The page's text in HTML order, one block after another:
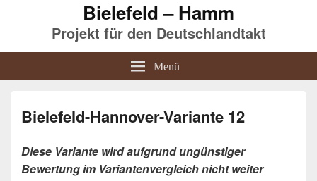
Bielefeld – Hamm
Projekt für den Deutschlandtakt
Menü
Bielefeld-Hannover-Variante 12
Diese Variante wird aufgrund ungünstiger
Bewertung im Variantenvergleich nicht weiter